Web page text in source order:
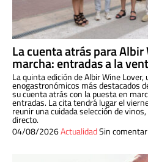
La cuenta atrás para
marcha: entradas a la
La quinta edición de Albir Wine
enogastronómicos más destacados
su cuenta atrás con la puesta en
entradas. La cita tendrá lugar el
reunir una cuidada selección de
directo.
04/08/2026ActualidadSin